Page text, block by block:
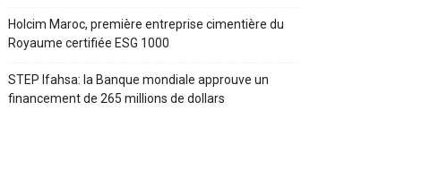
Holcim Maroc, première entreprise cimentière du
Royaume certifiée ESG 1000
STEP Ifahsa: la Banque mondiale approuve un
financement de 265 millions de dollars